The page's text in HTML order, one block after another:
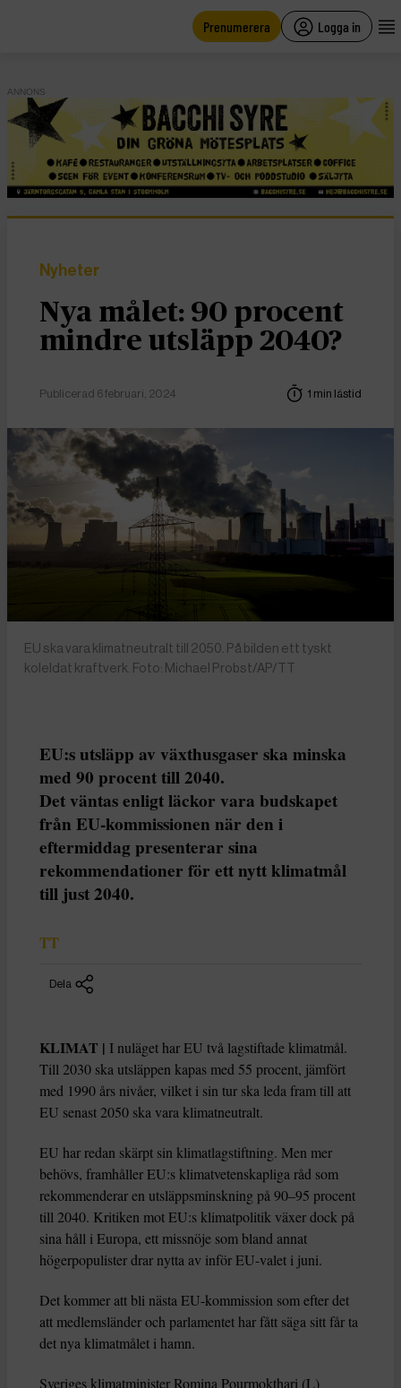
Prenumerera Logga in
ANNONS
Nyheter
Nya målet: 90 procent
mindre utsläpp 2040?
Publicerad 6 februari, 2024 1 min lästid
EU ska vara klimatneutralt till 2050. På bilden ett tyskt
koleldat kraftverk. Foto: Michael Probst/AP/TT
EU:s utsläpp av växthusgaser ska minska
med 90 procent till 2040.
Det väntas enligt läckor vara budskapet
från EU-kommissionen när den i
eftermiddag presenterar sina
rekommendationer för ett nytt klimatmål
till just 2040.
TT
Dela
KLIMAT | I nuläget har EU två lagstiftade klimatmål.
Till 2030 ska utsläppen kapas med 55 procent, jämfört
med 1990 års nivåer, vilket i sin tur ska leda fram till att
EU senast 2050 ska vara klimatneutralt.
EU har redan skärpt sin klimatlagstiftning. Men mer
behövs, framhåller EU:s klimatvetenskapliga råd som
rekommenderar en utsläppsminskning på 90–95 procent
till 2040. Kritiken mot EU:s klimatpolitik växer dock på
sina håll i Europa, ett missnöje som bland annat
högerpopulister drar nytta av inför EU-valet i juni.
Det kommer att bli nästa EU-kommission som efter det
att medlemsländer och parlamentet har fått säga sitt får ta
det nya klimatmålet i hamn.
Sveriges klimatminister Romina Pourmokthari (L)